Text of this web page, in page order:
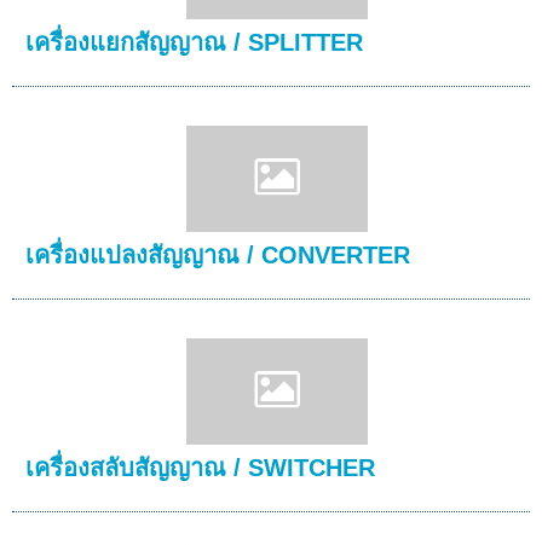
เครื่องแยกสัญญาณ / SPLITTER
เครื่องแปลงสัญญาณ / CONVERTER
เครื่องสลับสัญญาณ / SWITCHER